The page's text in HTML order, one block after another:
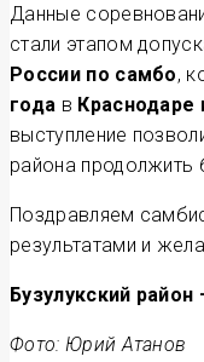
Данные
стали этапом
России по самбо,
года в Краснодаре
выступление
района продолжить
Поздравляем
результатами и
Бузулукский
Фото: Юрий Атанов